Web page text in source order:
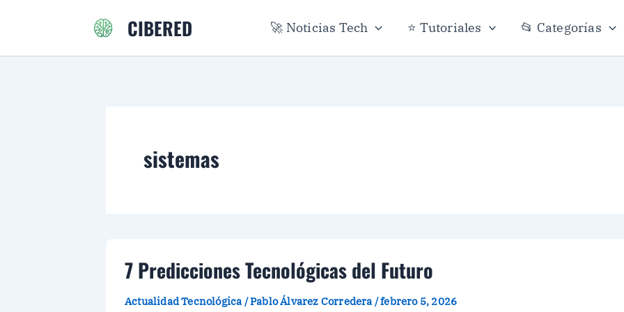
contenido
CIBERED 🚀 Noticias Tech ⭐ Tutoriales 📂 Categorías
sistemas
7 Predicciones Tecnológicas del Futuro
Actualidad Tecnológica/Pablo Álvarez Corredera /febrero 5, 2026